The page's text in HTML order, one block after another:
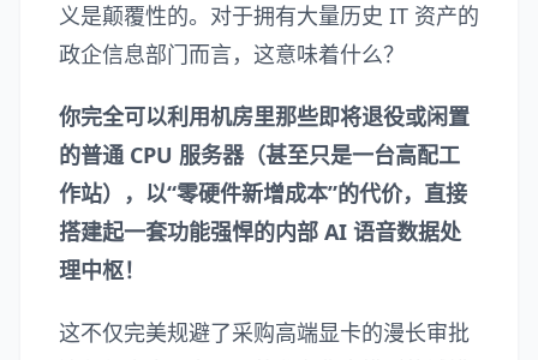
义是颠覆性的。对于拥有大量历史 IT 资产的
政企信息部门而言，这意味着什么？
你完全可以利用机房里那些即将退役或闲置
的普通 CPU 服务器（甚至只是一台高配工
作站），以“零硬件新增成本”的代价，直接
搭建起一套功能强悍的内部 AI 语音数据处
理中枢！
这不仅完美规避了采购高端显卡的漫长审批